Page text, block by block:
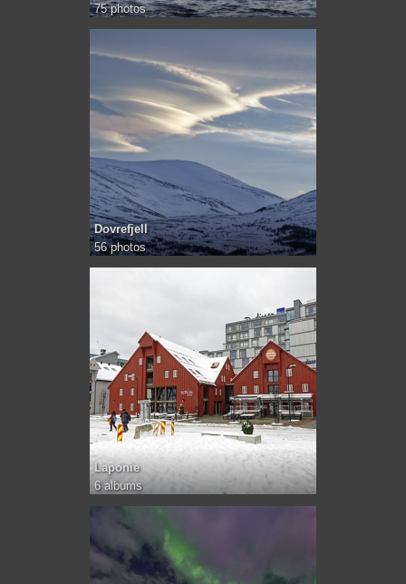
75 photos
Dovrefjell
56 photos
Laponie
6 albums